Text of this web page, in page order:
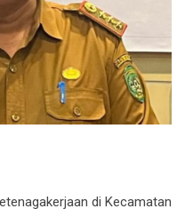
di Kecamatan